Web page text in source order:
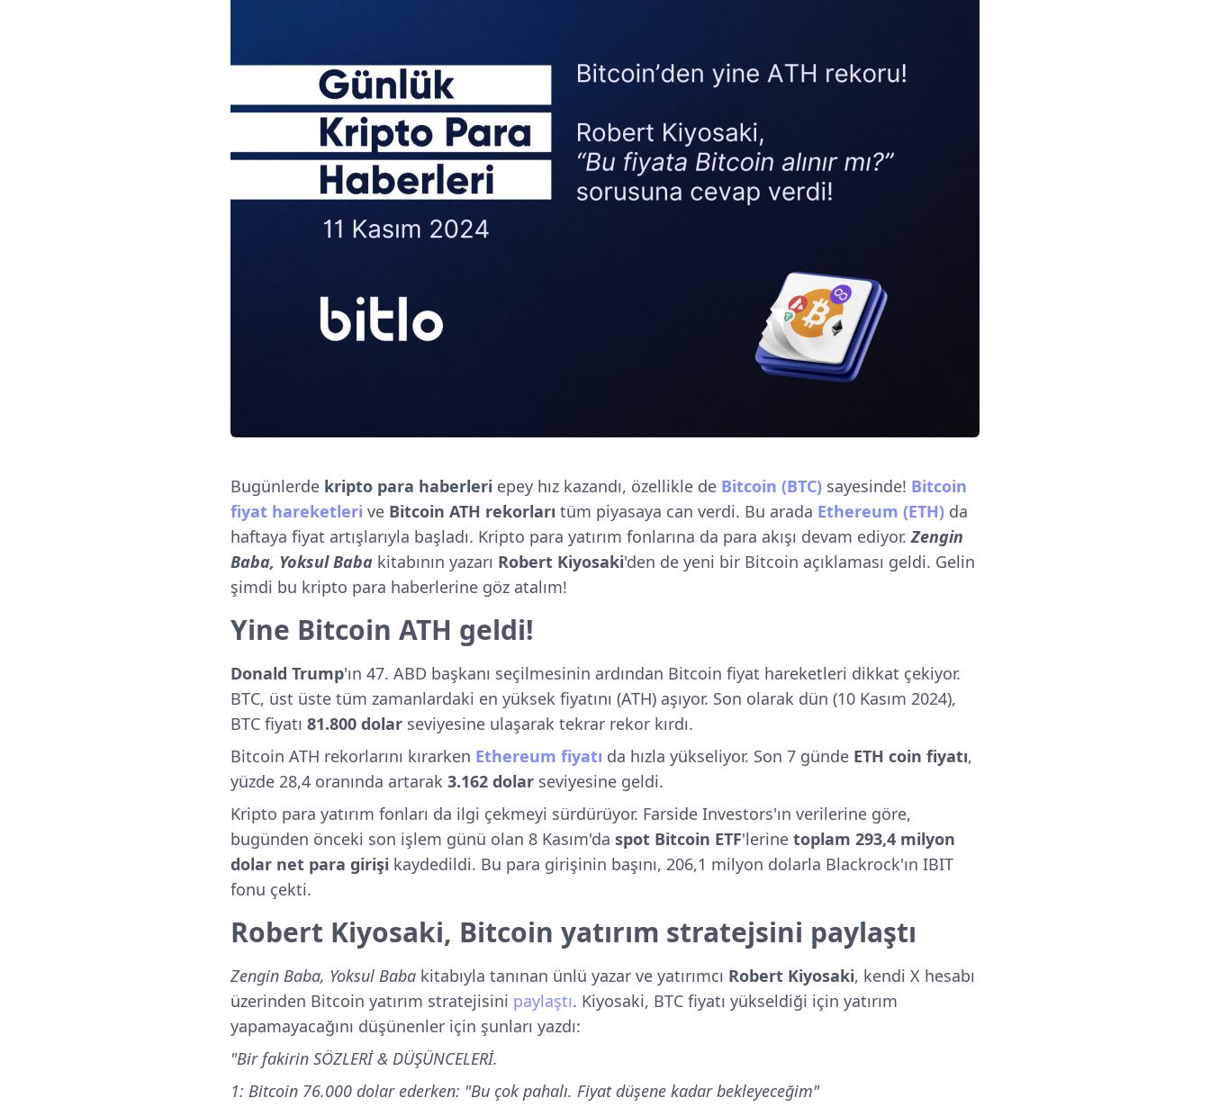
Bugünlerde kripto para haberleri epey hız kazandı, özellikle de Bitcoin (BTC) sayesinde! Bitcoin
fiyat hareketleri ve Bitcoin ATH rekorları tüm piyasaya can verdi. Bu arada Ethereum (ETH) da
haftaya fiyat artışlarıyla başladı. Kripto para yatırım fonlarına da para akışı devam ediyor.Zengin
Baba, Yoksul Baba kitabının yazarı Robert Kiyosaki'den de yeni bir Bitcoin açıklaması geldi. Gelin
şimdi bu kripto para haberlerine göz atalım!
Yine Bitcoin ATH geldi!
Donald Trump'ın 47. ABD başkanı seçilmesinin ardından Bitcoin fiyat hareketleri dikkat çekiyor.
BTC, üst üste tüm zamanlardaki en yüksek fiyatını (ATH) aşıyor. Son olarak dün (10 Kasım 2024),
BTC fiyatı 81.800 dolar seviyesine ulaşarak tekrar rekor kırdı.
Bitcoin ATH rekorlarını kırarken Ethereum fiyatı da hızla yükseliyor. Son 7 günde ETH coin fiyatı,
yüzde 28,4 oranında artarak 3.162 dolar seviyesine geldi.
Kripto para yatırım fonları da ilgi çekmeyi sürdürüyor. Farside Investors'ın verilerine göre,
bugünden önceki son işlem günü olan 8 Kasım'da spot Bitcoin ETF'lerine toplam 293,4 milyon
dolar net para girişi kaydedildi. Bu para girişinin başını, 206,1 milyon dolarla Blackrock'ın IBIT
fonu çekti.
Robert Kiyosaki, Bitcoin yatırım stratejsini paylaştı
Zengin Baba, Yoksul Baba kitabıyla tanınan ünlü yazar ve yatırımcı Robert Kiyosaki, kendi X hesabı
üzerinden Bitcoin yatırım stratejisini paylaştı. Kiyosaki, BTC fiyatı yükseldiği için yatırım
yapamayacağını düşünenler için şunları yazdı:
"Bir fakirin SÖZLERİ & DÜŞÜNCELERİ.
1: Bitcoin 76.000 dolar ederken: "Bu çok pahalı. Fiyat düşene kadar bekleyeceğim"